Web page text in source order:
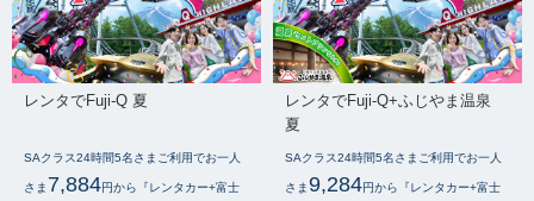
レンタでFuji-Q 夏
SAクラス24時間5名さまご利用でお一人
さま 7,884円から『レンタカー+富士
レンタでFuji-Q+ふじやま温泉
夏
SAクラス24時間5名さまご利用でお一人
さま9,284円から『レンタカー+富士